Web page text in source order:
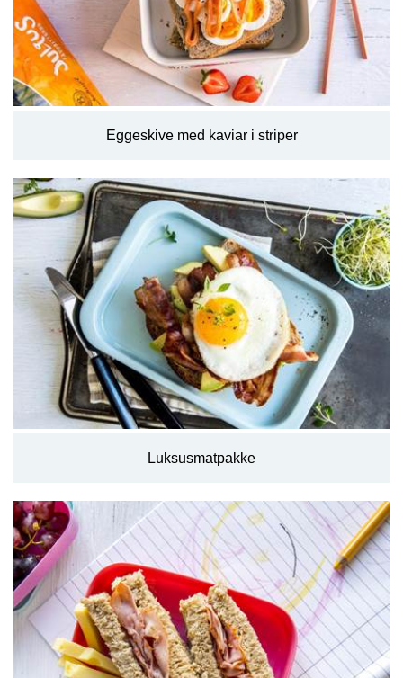
Eggeskive med kaviar i striper
Luksusmatpakke